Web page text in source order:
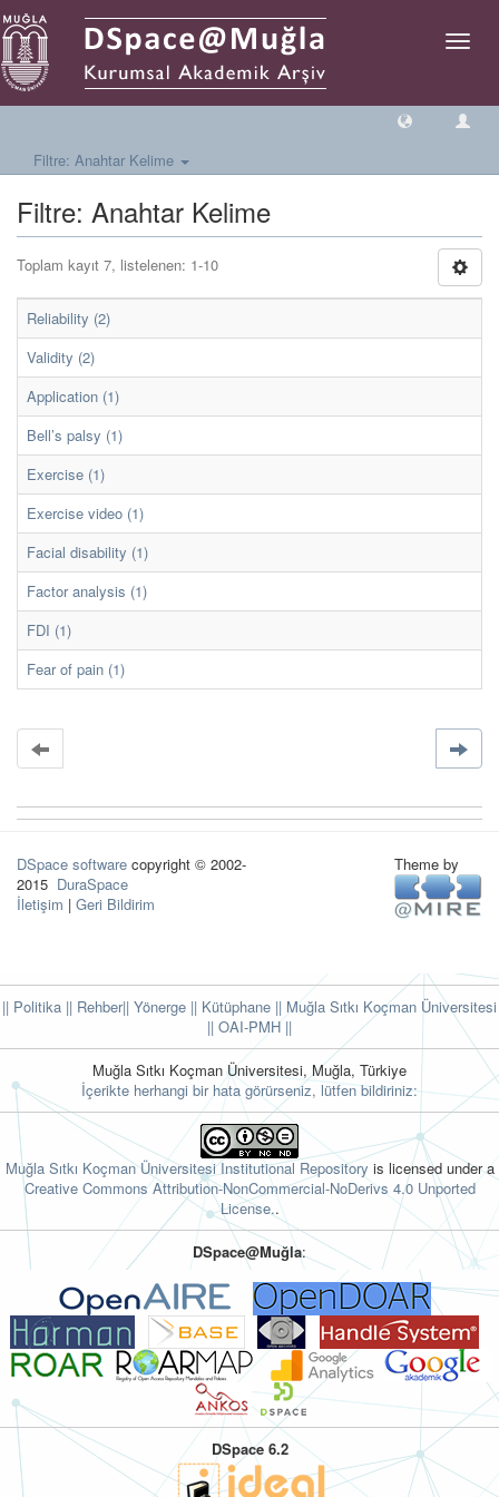
Geçiş
Filtre: Anahtar Kelime
Filtre: Anahtar Kelime
Toplam kayıt 7, listelenen: 1-10
Reliability (2)
Validity (2)
Application (1)
Bell’s palsy (1)
Exercise (1)
Exercise video (1)
Facial disability (1)
Factor analysis (1)
FDI (1)
Fear of pain (1)
DSpace software copyright © 2002-
2015 DuraSpace
İletişim | Geri Bildirim
Theme by
|| Politika || Rehber|| Yönerge || Kütüphane || Muğla Sıtkı Koçman Üniversitesi
|| OAI-PMH ||
Muğla Sıtkı Koçman Üniversitesi, Muğla, Türkiye
İçerikte herhangi bir hata görürseniz, lütfen bildiriniz:
Muğla Sıtkı Koçman Üniversitesi Institutional Repository is licensed under a
Creative Commons Attribution-NonCommercial-NoDerivs 4.0 Unported
License..
DSpace@Muğla:
DSpace 6.2